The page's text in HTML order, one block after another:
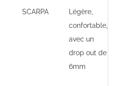
SCARPA
Légère,
confortable,
avec un
drop out de
6mm